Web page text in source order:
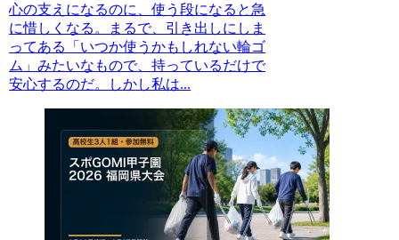
心の支えになるのに、使う段になると急
に惜しくなる。まるで、引き出しにしま
ってある「いつか使うかもしれない輪ゴ
ム」みたいなもので、持っているだけで
安心するのだ。しかし私は...